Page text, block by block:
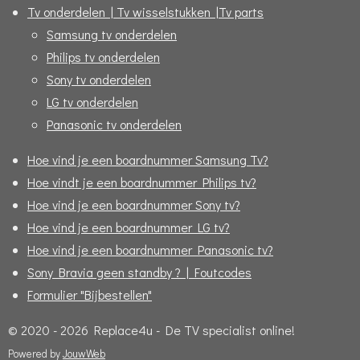
Tv onderdelen | Tv wisselstukken |Tv parts
Samsung tv onderdelen
Philips tv onderdelen
Sony tv onderdelen
LG tv onderdelen
Panasonic tv onderdelen
Hoe vind je een boardnummer Samsung Tv?
Hoe vindt je een boardnummer Philips tv?
Hoe vind je een boardnummer Sony tv?
Hoe vind je een boardnummer LG tv?
Hoe vind je een boardnummer Panasonic tv?
Sony Bravia geen standby ? | Foutcodes
Formulier "Bijbestellen"
© 2020 - 2026 Replace4u - De TV specialist online!
Powered byJouwWeb